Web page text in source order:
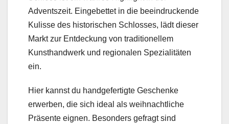
Adventszeit. Eingebettet in die beeindruckende
Kulisse des historischen Schlosses, lädt dieser
Markt zur Entdeckung von traditionellem
Kunsthandwerk und regionalen Spezialitäten
ein.
Hier kannst du handgefertigte Geschenke
erwerben, die sich ideal als weihnachtliche
Präsente eignen. Besonders gefragt sind